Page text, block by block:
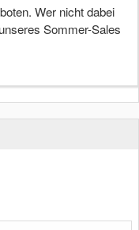
Wer nicht dabei
Sommer-Sales